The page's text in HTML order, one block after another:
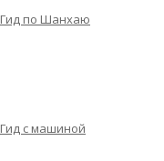
Гид по Шанхаю
Гид с машиной